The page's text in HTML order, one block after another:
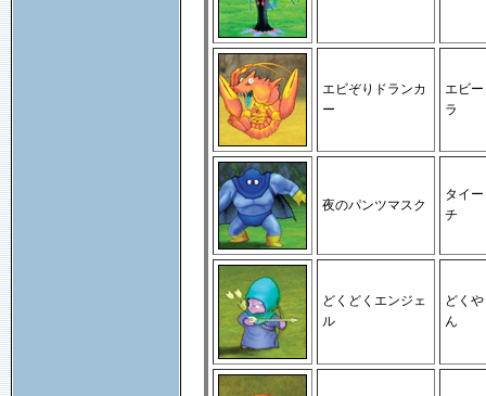
エビぞりドランカ
ー
エビー
ラ
夜のパンツマスク
タイー
チ
どくどくエンジェ
ル
どくや
ん